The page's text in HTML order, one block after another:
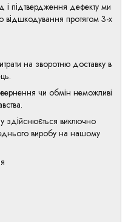
і підтвердження дефекту ми
протягом 3-х
на зворотню доставку в
чи обмін неможливі
здійснюється виключно
виробу на нашому